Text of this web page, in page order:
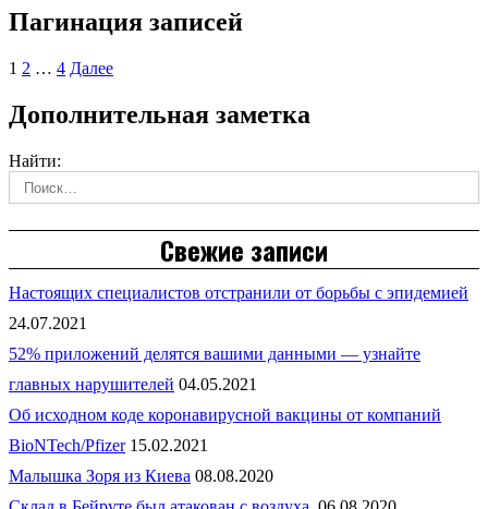
Пагинация записей
1 2 … 4 Далее
Дополнительная заметка
Найти:
Свежие записи
Настоящих специалистов отстранили от борьбы с эпидемией
24.07.2021
52% приложений делятся вашими данными — узнайте
главных нарушителей 04.05.2021
Об исходном коде коронавирусной вакцины от компаний
BioNTech/Pfizer 15.02.2021
Малышка Зоря из Киева 08.08.2020